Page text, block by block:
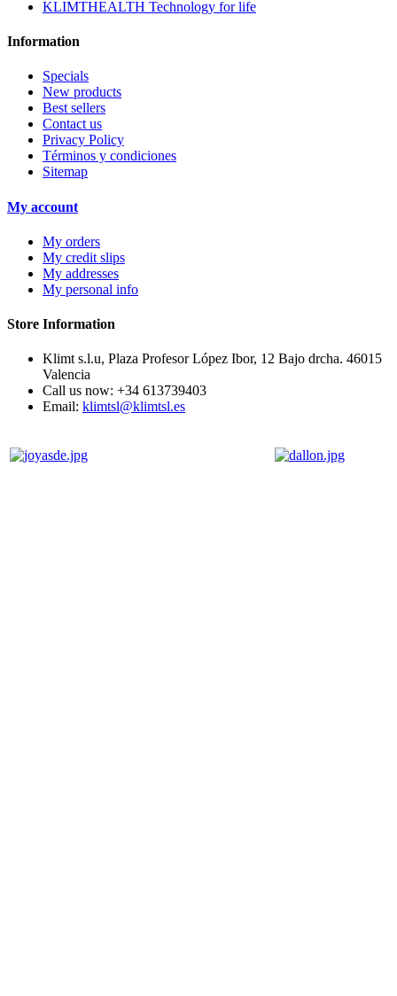
KLIMTHEALTH Technology for life
Information
Specials
New products
Best sellers
Contact us
Privacy Policy
Términos y condiciones
Sitemap
My account
My orders
My credit slips
My addresses
My personal info
Store Information
Klimt s.l.u, Plaza Profesor López Ibor, 12 Bajo drcha. 46015
Valencia
Call us now: +34 613739403
Email: klimtsl@klimtsl.es